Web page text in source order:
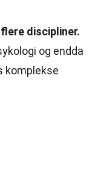
discipliner.
og endda
komplekse